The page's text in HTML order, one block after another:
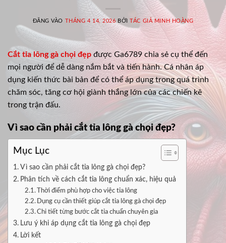
ĐĂNG VÀO THÁNG 4 14, 2026 BỞITÁC GIẢ MINH HOÀNG
Cắt tỉa lông gà chọi đẹp được Ga6789 chia sẻ cụ thể đến
mọi người để dễ dàng nắm bắt và tiến hành. Cá nhân áp
dụng kiến thức bài bản để có thể áp dụng trong quá trình
chăm sóc, tăng cơ hội giành thắng lớn của các chiến kê
trong trận đấu.
Vì sao cần phải cắt tỉa lông gà chọi đẹp?
Mục Lục
Vì sao cần phải cắt tỉa lông gà chọi đẹp?
Phân tích về cách cắt tỉa lông chuẩn xác, hiệu quả
Thời điểm phù hợp cho việc tỉa lông
Dụng cụ cần thiết giúp cắt tỉa lông gà chọi đẹp
Chi tiết từng bước cắt tỉa chuẩn chuyên gia
Lưu ý khi áp dụng cắt tỉa lông gà chọi đẹp
Lời kết